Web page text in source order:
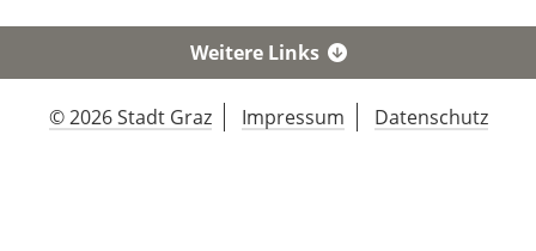
Weitere Links
© 2026 Stadt Graz Impressum Datenschutz